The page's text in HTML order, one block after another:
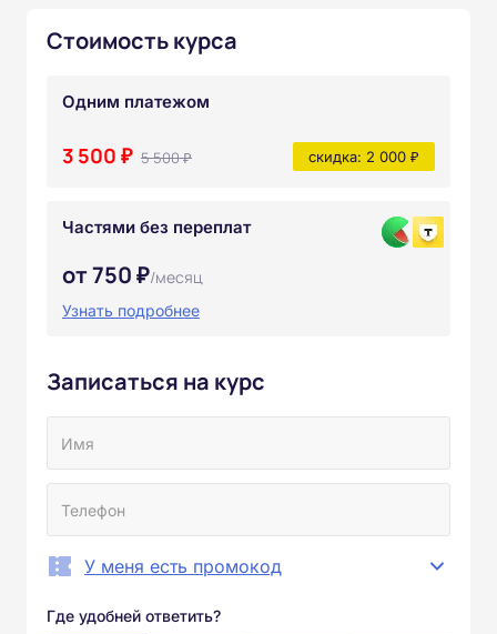
Стоимость курса
Одним платежом
3 500 ₽ 5 500 ₽ скидка: 2 000 ₽
Частями без переплат
от 750 ₽/месяц
Узнать подробнее
Записаться на курс
У меня есть промокод
Где удобней ответить?